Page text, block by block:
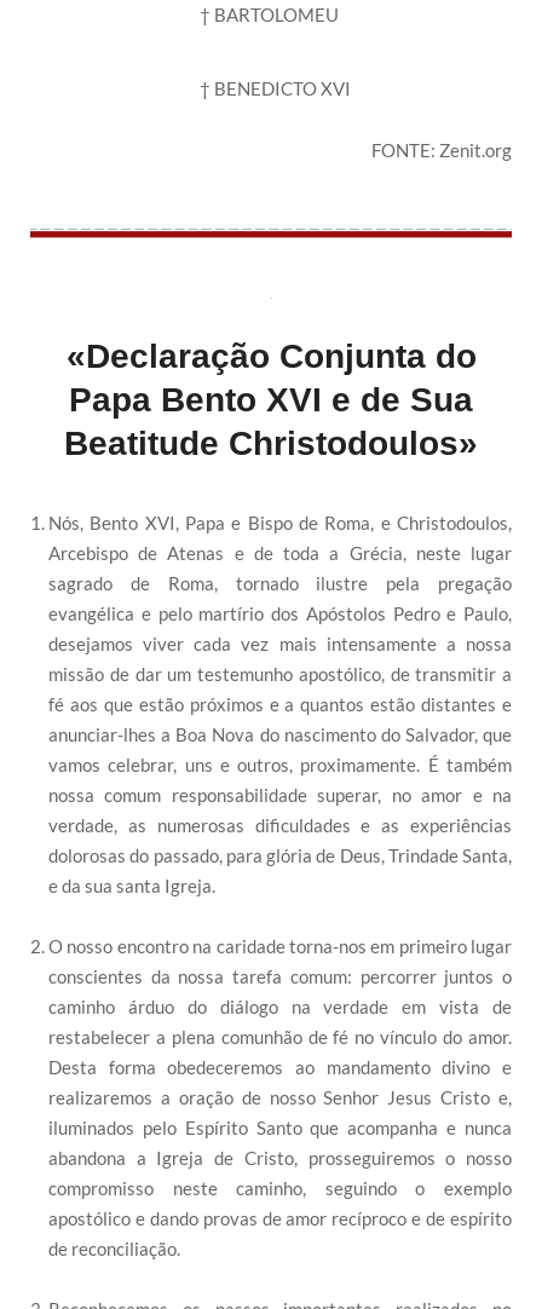
† BARTOLOMEU
† BENEDICTO XVI
FONTE: Zenit.org
«Declaração Conjunta do
Papa Bento XVI e de Sua
Beatitude Christodoulos»
Nós, Bento XVI, Papa e Bispo de Roma, e Christodoulos,
Arcebispo de Atenas e de toda a Grécia, neste lugar
sagrado de Roma, tornado ilustre pela pregação
evangélica e pelo martírio dos Apóstolos Pedro e Paulo,
desejamos viver cada vez mais intensamente a nossa
missão de dar um testemunho apostólico, de transmitir a
fé aos que estão próximos e a quantos estão distantes e
anunciar-lhes a Boa Nova do nascimento do Salvador, que
vamos celebrar, uns e outros, proximamente. É também
nossa comum responsabilidade superar, no amor e na
verdade, as numerosas dificuldades e as experiências
dolorosas do passado, para glória de Deus, Trindade Santa,
e da sua santa Igreja.
O nosso encontro na caridade torna-nos em primeiro lugar
conscientes da nossa tarefa comum: percorrer juntos o
caminho árduo do diálogo na verdade em vista de
restabelecer a plena comunhão de fé no vínculo do amor.
Desta forma obedeceremos ao mandamento divino e
realizaremos a oração de nosso Senhor Jesus Cristo e,
iluminados pelo Espírito Santo que acompanha e nunca
abandona a Igreja de Cristo, prosseguiremos o nosso
compromisso neste caminho, seguindo o exemplo
apostólico e dando provas de amor recíproco e de espírito
de reconciliação.